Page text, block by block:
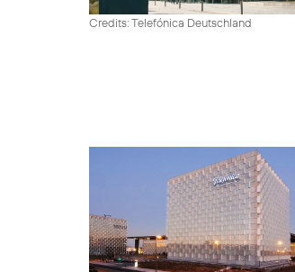
Credits: Telefónica Deutschland